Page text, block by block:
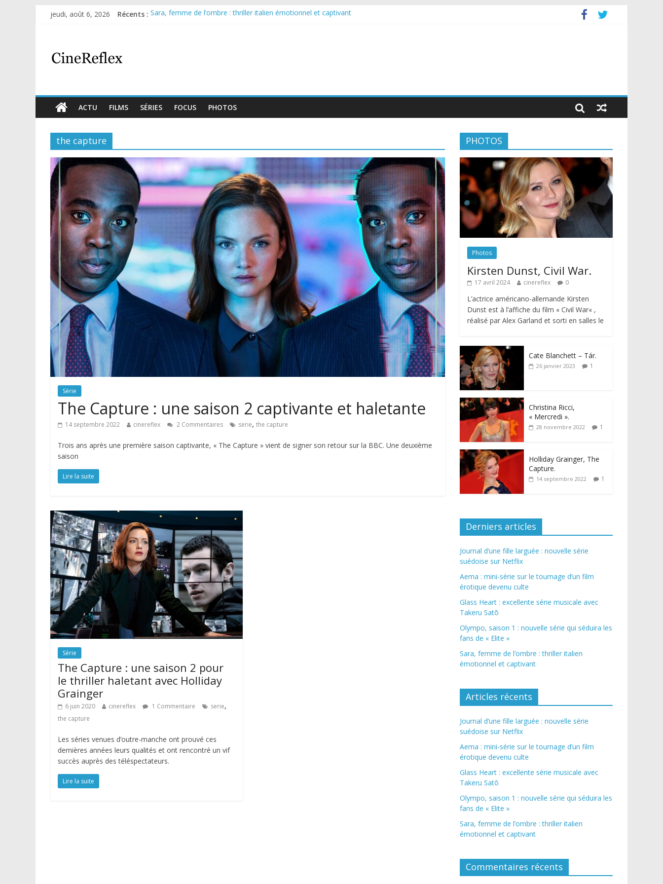
jeudi, août 6, 2026 Récents : Sara, femme de l’ombre : thriller italien émotionnel et captivant
ACTU FILMS SÉRIES FOCUS PHOTOS
the capture
Série
The Capture : une saison 2 captivante et haletante
14 septembre 2022 cinereflex 2 Commentaires serie, the capture
Trois ans après une première saison captivante, « The Capture » vient de signer son retour sur la BBC. Une deuxième
saison
Lire la suite
Série
The Capture : une saison 2 pour
le thriller haletant avec Holliday
Grainger
6 juin 2020 cinereflex 1 Commentaire serie,
the capture
Les séries venues d’outre-manche ont prouvé ces
dernières années leurs qualités et ont rencontré un vif
succès auprès des téléspectateurs.
Lire la suite
PHOTOS
Photos
Kirsten Dunst, Civil War.
17 avril 2024 cinereflex 0
L’actrice américano-allemande Kirsten
Dunst est à l’affiche du film « Civil War« ,
réalisé par Alex Garland et sorti en salles le
Cate Blanchett – Tár.
26 janvier 2023 1
Christina Ricci,
« Mercredi ».
28 novembre 2022 1
Holliday Grainger, The
Capture.
14 septembre 2022 1
Derniers articles
Journal d’une fille larguée : nouvelle série
suédoise sur Netflix
Aema : mini-série sur le tournage d’un film
érotique devenu culte
Glass Heart : excellente série musicale avec
Takeru Satō
Olympo, saison 1 : nouvelle série qui séduira les
fans de « Elite »
Sara, femme de l’ombre : thriller italien
émotionnel et captivant
Articles récents
Journal d’une fille larguée : nouvelle série
suédoise sur Netflix
Aema : mini-série sur le tournage d’un film
érotique devenu culte
Glass Heart : excellente série musicale avec
Takeru Satō
Olympo, saison 1 : nouvelle série qui séduira les
fans de « Elite »
Sara, femme de l’ombre : thriller italien
émotionnel et captivant
Commentaires récents